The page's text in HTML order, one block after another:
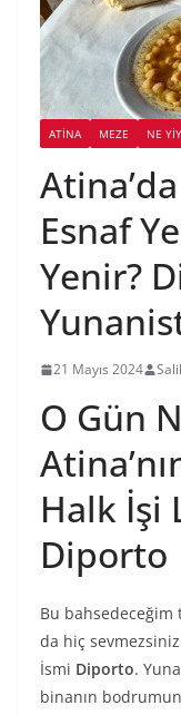
ATINA MEZE NE
Esnaf
Yenir?
21 Mayıs 2024
O Gün
Halk İşi
Diporto
Bu bahsedeceğim
da hiç
İsmi Diporto.
binanın